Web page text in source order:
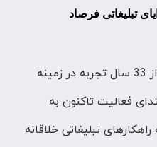
تبلیغاتی فرصاد
شرکت فرصاد با بیش از 33 سال تجربه در زمینه
فعالیت تاکنون به
تبلیغاتی خلاقانه